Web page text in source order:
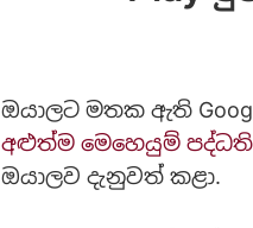
ඔයාලට මතක ඇති
අළුත්ම මෙහෙයුම්
ඔයාලව දැනුවත් කළා.